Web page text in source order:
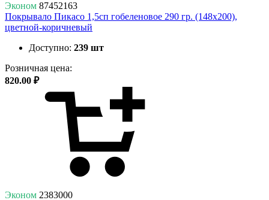
Эконом 87452163
Покрывало Пикасо 1,5сп гобеленовое 290 гр. (148х200),
цветной-коричневый
Доступно: 239 шт
Розничная цена:
820.00 ₽
Эконом 2383000